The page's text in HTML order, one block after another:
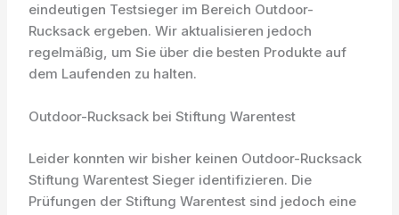
eindeutigen Testsieger im Bereich Outdoor-
Rucksack ergeben. Wir aktualisieren jedoch
regelmäßig, um Sie über die besten Produkte auf
dem Laufenden zu halten.
Outdoor-Rucksack bei Stiftung Warentest
Leider konnten wir bisher keinen Outdoor-Rucksack
Stiftung Warentest Sieger identifizieren. Die
Prüfungen der Stiftung Warentest sind jedoch eine